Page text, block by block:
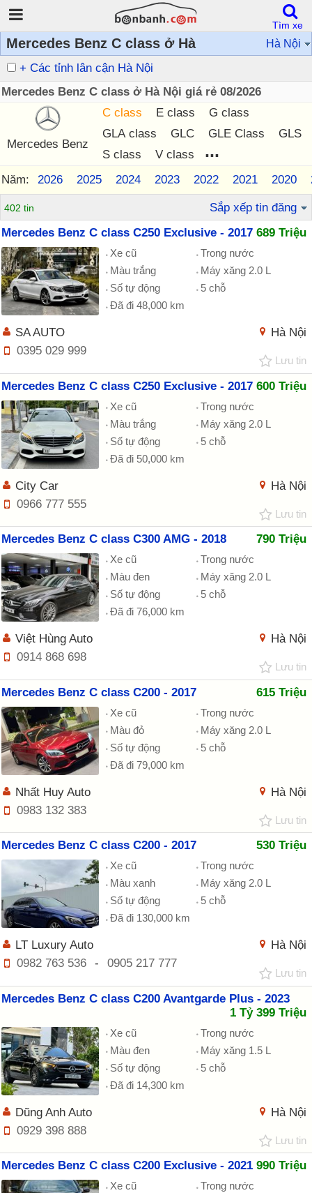
Mercedes Benz C class ở Hà Hà Nội
+ Các tỉnh lân cận Hà Nội
Mercedes Benz C class ở Hà Nội giá rẻ 08/2026
Mercedes Benz
C class E class
G class
GLA class
GLC GLE Class
GLS
S class
V class ...
Năm: 2026 2025 2024 2023 2022 2021 2020
402 tin
Sắp xếp tin đăng
Mercedes Benz C class C250 Exclusive - 2017 689 Triệu
Xe cũ
Trong nước
Màu trắng
Máy xăng 2.0 L
Số tự động
5 chỗ
Đã đi 48,000 km
Hà Nội
SA AUTO
0395 029 999
Lưu tin
Mercedes Benz C class C250 Exclusive - 2017 600 Triệu
Xe cũ
Trong nước
Màu trắng
Máy xăng 2.0 L
Số tự động
5 chỗ
Đã đi 50,000 km
Hà Nội
City Car
0966 777 555
Lưu tin
Mercedes Benz C class C300 AMG - 2018 790 Triệu
Xe cũ
Trong nước
Màu đen
Máy xăng 2.0 L
Số tự động
5 chỗ
Đã đi 76,000 km
Hà Nội
Việt Hùng Auto
0914 868 698
Lưu tin
Mercedes Benz C class C200 - 2017 615 Triệu
Xe cũ
Trong nước
Màu đỏ
Máy xăng 2.0 L
Số tự động
5 chỗ
Đã đi 79,000 km
Hà Nội
Nhất Huy Auto
0983 132 383
Lưu tin
Mercedes Benz C class C200 - 2017 530 Triệu
Xe cũ
Trong nước
Màu xanh
Máy xăng 2.0 L
Số tự động
5 chỗ
Đã đi 130,000 km
Hà Nội
LT Luxury Auto
0982 763 536
- 0905 217 777
Lưu tin
Mercedes Benz C class C200 Avantgarde Plus - 2023
1 Tỷ 399 Triệu
Xe cũ
Trong nước
Màu đen
Máy xăng 1.5 L
Số tự động
5 chỗ
Đã đi 14,300 km
Hà Nội
Dũng Anh Auto
0929 398 888
Lưu tin
Mercedes Benz C class C200 Exclusive - 2021 990 Triệu
Xe cũ
Trong nước
Tìm xe